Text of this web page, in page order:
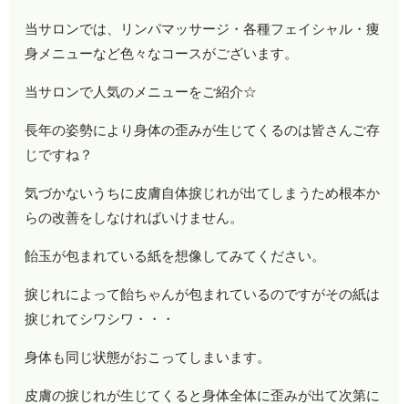
当サロンでは、リンパマッサージ・各種フェイシャル・痩
身メニューなど色々なコースがございます。
当サロンで人気のメニューをご紹介☆
長年の姿勢により身体の歪みが生じてくるのは皆さんご存
じですね？
気づかないうちに皮膚自体捩じれが出てしまうため根本か
らの改善をしなければいけません。
飴玉が包まれている紙を想像してみてください。
捩じれによって飴ちゃんが包まれているのですがその紙は
捩じれてシワシワ・・・
身体も同じ状態がおこってしまいます。
皮膚の捩じれが生じてくると身体全体に歪みが出て次第に